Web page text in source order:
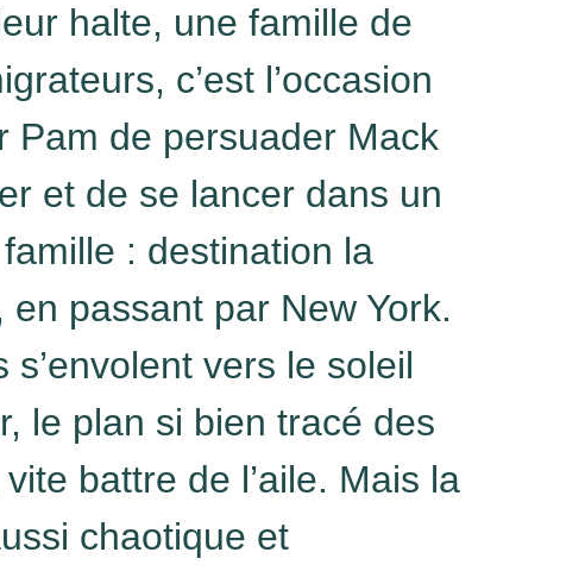
halte, une famille de
c’est l’occasion
Pam de persuader Mack
et de se lancer dans un
: destination la
passant par New York.
s’envolent vers le soleil
le plan si bien tracé des
battre de l’aile. Mais la
chaotique et